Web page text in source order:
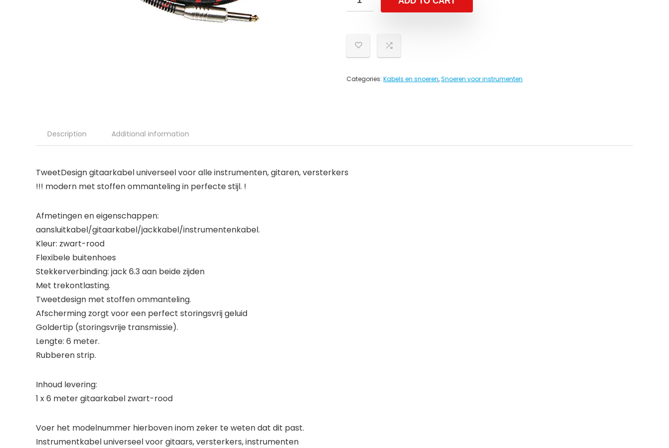
Categories: Kabels en snoeren,Snoeren voor instrumenten
Description Additional information
TweetDesign gitaarkabel universeel voor alle instrumenten, gitaren, versterkers
!!! modern met stoffen ommanteling in perfecte stijl. !
Afmetingen en eigenschappen:
aansluitkabel/gitaarkabel/jackkabel/instrumentenkabel.
Kleur: zwart-rood
Flexibele buitenhoes
Stekkerverbinding: jack 6.3 aan beide zijden
Met trekontlasting.
Tweetdesign met stoffen ommanteling.
Afscherming zorgt voor een perfect storingsvrij geluid
Goldertip (storingsvrije transmissie).
Lengte: 6 meter.
Rubberen strip.
Inhoud levering:
1 x 6 meter gitaarkabel zwart-rood
Voer het modelnummer hierboven inom zeker te weten dat dit past.
Instrumentkabel universeel voor gitaars, versterkers, instrumenten